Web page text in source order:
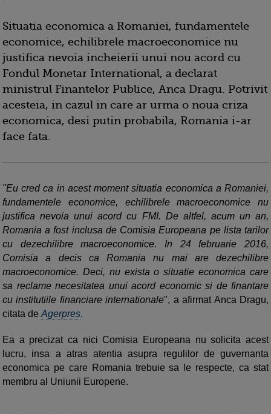
Situatia economica a Romaniei, fundamentele
economice, echilibrele macroeconomice nu
justifica nevoia incheierii unui nou acord cu
Fondul Monetar International, a declarat
ministrul Finantelor Publice, Anca Dragu. Potrivit
acesteia, in cazul in care ar urma o noua criza
economica, desi putin probabila, Romania i-ar
face fata.
"Eu cred ca in acest moment situatia economica a Romaniei,
fundamentele economice, echilibrele macroeconomice nu
justifica nevoia unui acord cu FMI. De altfel, acum un an,
Romania a fost inclusa de Comisia Europeana pe lista tarilor
cu dezechilibre macroeconomice. In 24 februarie 2016,
Comisia a decis ca Romania nu mai are dezechilibre
macroeconomice. Deci, nu exista o situatie economica care
sa reclame necesitatea unui acord economic si de finantare
cu institutiile financiare internationale", a afirmat Anca Dragu,
citata de Agerpres.
Ea a precizat ca nici Comisia Europeana nu solicita acest
lucru, insa a atras atentia asupra regulilor de guvernanta
economica pe care Romania trebuie sa le respecte, ca stat
membru al Uniunii Europene.